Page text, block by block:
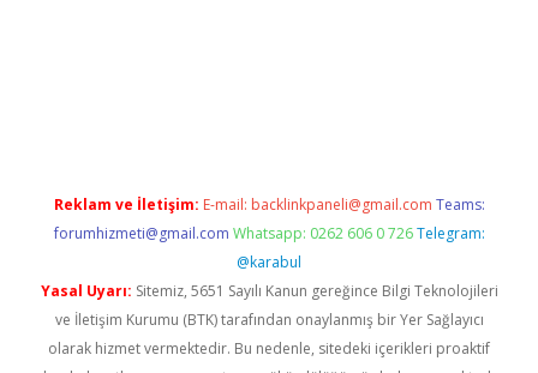
Reklam ve İletişim: E-mail: backlinkpaneli@gmail.com Teams:
forumhizmeti@gmail.com Whatsapp: 0262 606 0 726 Telegram:
@karabul
Yasal Uyarı: Sitemiz, 5651 Sayılı Kanun gereğince Bilgi Teknolojileri
ve İletişim Kurumu (BTK) tarafından onaylanmış bir Yer Sağlayıcı
olarak hizmet vermektedir. Bu nedenle, sitedeki içerikleri proaktif